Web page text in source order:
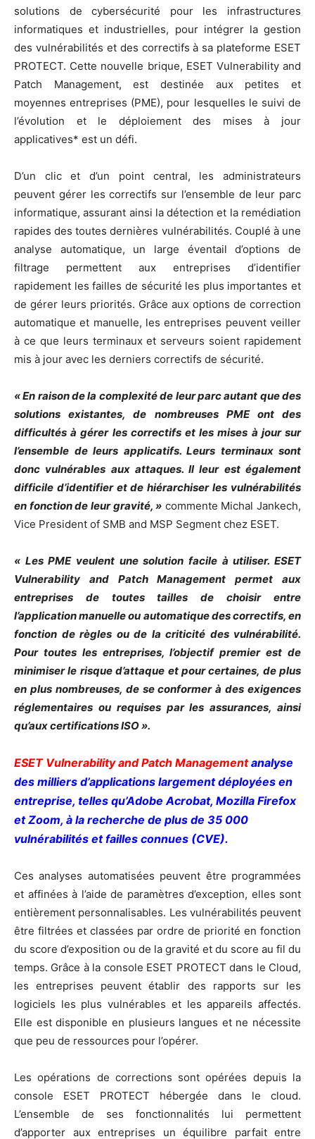
solutions de cybersécurité pour les infrastructures
informatiques et industrielles, pour intégrer la gestion
des vulnérabilités et des correctifs à sa plateforme ESET
PROTECT. Cette nouvelle brique, ESET Vulnerability and
Patch Management, est destinée aux petites et
moyennes entreprises (PME), pour lesquelles le suivi de
l’évolution et le déploiement des mises à jour
applicatives* est un défi.
D’un clic et d’un point central, les administrateurs
peuvent gérer les correctifs sur l’ensemble de leur parc
informatique, assurant ainsi la détection et la remédiation
rapides des toutes dernières vulnérabilités. Couplé à une
analyse automatique, un large éventail d’options de
filtrage permettent aux entreprises d’identifier
rapidement les failles de sécurité les plus importantes et
de gérer leurs priorités. Grâce aux options de correction
automatique et manuelle, les entreprises peuvent veiller
à ce que leurs terminaux et serveurs soient rapidement
mis à jour avec les derniers correctifs de sécurité.
« En raison de la complexité de leur parc autant que des
solutions existantes, de nombreuses PME ont des
difficultés à gérer les correctifs et les mises à jour sur
l’ensemble de leurs applicatifs. Leurs terminaux sont
donc vulnérables aux attaques. Il leur est également
difficile d’identifier et de hiérarchiser les vulnérabilités
en fonction de leur gravité, » commente Michal Jankech,
Vice President of SMB and MSP Segment chez ESET.
« Les PME veulent une solution facile à utiliser. ESET
Vulnerability and Patch Management permet aux
entreprises de toutes tailles de choisir entre
l’application manuelle ou automatique des correctifs, en
fonction de règles ou de la criticité des vulnérabilité.
Pour toutes les entreprises, l’objectif premier est de
minimiser le risque d’attaque et pour certaines, de plus
en plus nombreuses, de se conformer à des exigences
réglementaires ou requises par les assurances, ainsi
qu’aux certifications ISO ».
ESET Vulnerability and Patch Managementanalyse
des milliers d’applications largement déployées en
entreprise, telles qu’Adobe Acrobat, Mozilla Firefox
et Zoom, à la recherche de plus de 35 000
vulnérabilités et failles connues (CVE).
Ces analyses automatisées peuvent être programmées
et affinées à l’aide de paramètres d’exception, elles sont
entièrement personnalisables. Les vulnérabilités peuvent
être filtrées et classées par ordre de priorité en fonction
du score d’exposition ou de la gravité et du score au fil du
temps. Grâce à la console ESET PROTECT dans le Cloud,
les entreprises peuvent établir des rapports sur les
logiciels les plus vulnérables et les appareils affectés.
Elle est disponible en plusieurs langues et ne nécessite
que peu de ressources pour l’opérer.
Les opérations de corrections sont opérées depuis la
console ESET PROTECT hébergée dans le cloud.
L’ensemble de ses fonctionnalités lui permettent
d’apporter aux entreprises un équilibre parfait entre